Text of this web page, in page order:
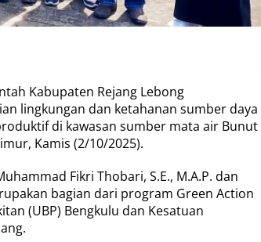
Kabupaten Rejang Lebong
lingkungan dan ketahanan sumber daya
di kawasan sumber mata air Bunut
Kamis (2/10/2025).
Fikri Thobari, S.E., M.A.P. dan
bagian dari program Green Action
(UBP) Bengkulu dan Kesatuan